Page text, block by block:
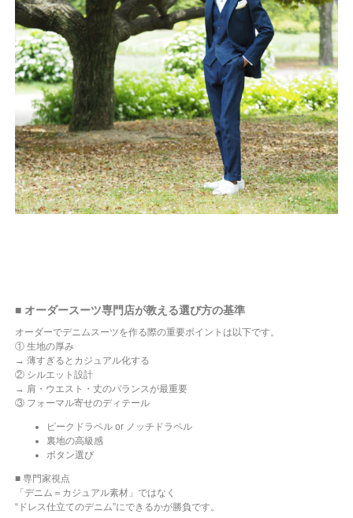
■ オーダースーツ専門店が教える選び方の基準
オーダーでデニムスーツを作る際の重要ポイントは以下です。
① 生地の厚み
→ 薄すぎるとカジュアル化する
② シルエット設計
→ 肩・ウエスト・丈のバランスが最重要
③ フォーマル寄せのディテール
ピークドラペル or ノッチドラペル
裏地の高級感
ボタン選び
■ 専門家視点
「デニム＝カジュアル素材」ではなく
“ドレス仕立てのデニム”にできるかが勝負です。